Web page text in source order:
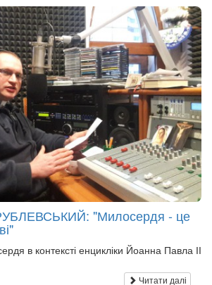
"Милосердя - це
в контексті енцикліки Йоанна Павла ІІ
Читати далі